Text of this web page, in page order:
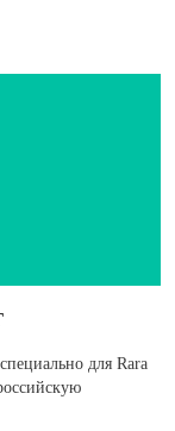
для Rara